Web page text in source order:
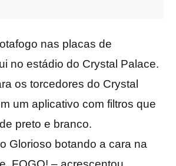
nas placas de
no estádio do Crystal Palace.
os torcedores do Crystal
um aplicativo com filtros que
preto e branco.
Glorioso botando a cara na